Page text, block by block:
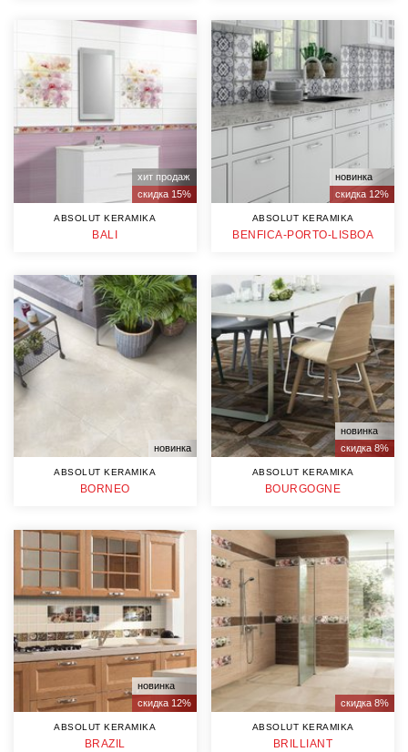
хит продаж
скидка 15%
ABSOLUT KERAMIKA
BALI
новинка
скидка 12%
ABSOLUT KERAMIKA
BENFICA-PORTO-LISBOA
новинка
ABSOLUT KERAMIKA
BORNEO
новинка
скидка 8%
ABSOLUT KERAMIKA
BOURGOGNE
новинка
скидка 12%
ABSOLUT KERAMIKA
BRAZIL
скидка 8%
ABSOLUT KERAMIKA
BRILLIANT